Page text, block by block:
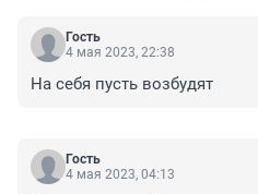
Гость
4 мая 2023, 22:38
На себя пусть возбудят
Гость
4 мая 2023, 04:13